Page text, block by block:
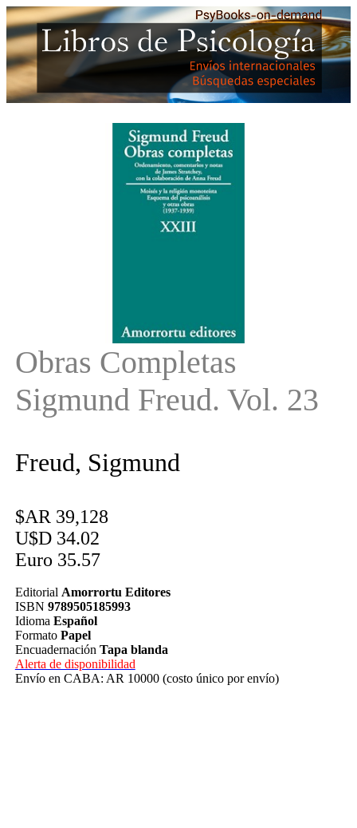
Obras Completas
Sigmund Freud. Vol. 23
Freud, Sigmund
$AR 39,128
U$D 34.02
Euro 35.57
Editorial Amorrortu Editores
ISBN 9789505185993
Idioma Español
Formato Papel
Encuadernación Tapa blanda
Alerta de disponibilidad
Envío en CABA: AR 10000 (costo único por envío)